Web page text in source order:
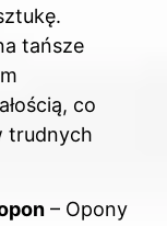
tańsze
co
trudnych
– Opony